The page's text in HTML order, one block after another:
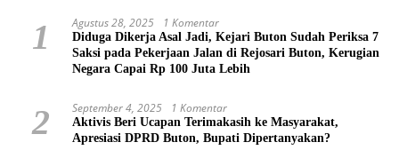
1 Agustus 28, 2025 1 Komentar
Diduga Dikerja Asal Jadi, Kejari Buton Sudah Periksa 7
Saksi pada Pekerjaan Jalan di Rejosari Buton, Kerugian
Negara Capai Rp 100 Juta Lebih
2 September 4, 2025 1 Komentar
Aktivis Beri Ucapan Terimakasih ke Masyarakat,
Apresiasi DPRD Buton, Bupati Dipertanyakan?